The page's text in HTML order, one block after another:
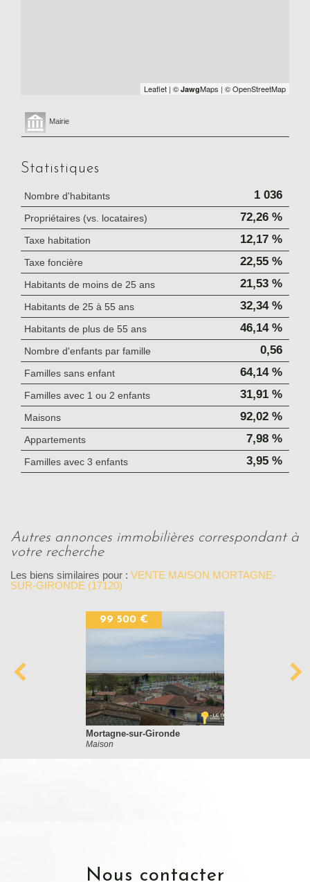
Leaflet | © JawgMaps | © OpenStreetMap
Mairie
Statistiques
Nombre d'habitants 1 036
Propriétaires (vs. locataires) 72,26 %
Taxe habitation 12,17 %
Taxe foncière 22,55 %
Habitants de moins de 25 ans 21,53 %
Habitants de 25 à 55 ans 32,34 %
Habitants de plus de 55 ans 46,14 %
Nombre d'enfants par famille 0,56
Familles sans enfant 64,14 %
Familles avec 1 ou 2 enfants 31,91 %
Maisons 92,02 %
Appartements 7,98 %
Familles avec 3 enfants 3,95 %
autres annonces immobilières correspondant à
votre recherche
Les biens similaires pour : VENTE MAISON MORTAGNE-
SUR-GIRONDE (17120)
99 500 €
Mortagne-sur-Gironde
Maison
nous contacter